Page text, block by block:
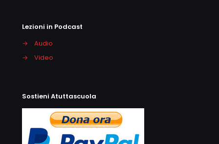
Lezioni in Podcast
→
Audio
→
Video
Sostieni Atuttascuola